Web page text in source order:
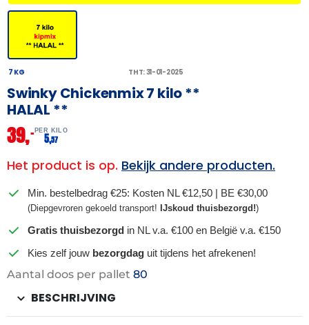
7 KG THT: 31-01-2025
Swinky Chickenmix 7 kilo **
HALAL **
39,– PER KILO
5,57
Het product is op. Bekijk andere producten.
Min. bestelbedrag €25: Kosten NL €12,50 | BE €30,00
(Diepgevroren gekoeld transport! IJskoud thuisbezorgd!)
Gratis thuisbezorgd in NL v.a. €100 en België v.a. €150
Kies zelf jouw bezorgdag uit tijdens het afrekenen!
Aantal doos per pallet 80
BESCHRIJVING